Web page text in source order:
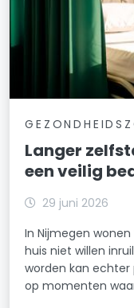
Langer
een veilig
29 juni 2026
In Nijmegen
huis niet willen
worden kan
op momenten